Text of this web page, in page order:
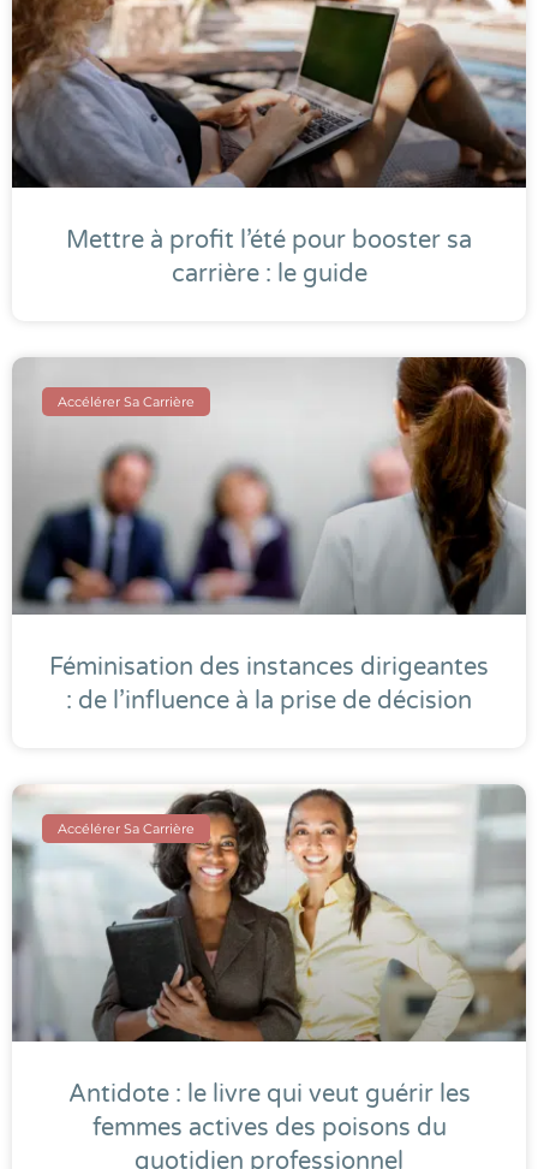
Mettre à profit l’été pour booster sa
carrière : le guide
Accélérer Sa Carrière
Féminisation des instances dirigeantes
: de l’influence à la prise de décision
Accélérer Sa Carrière
Antidote : le livre qui veut guérir les
femmes actives des poisons du
quotidien professionnel